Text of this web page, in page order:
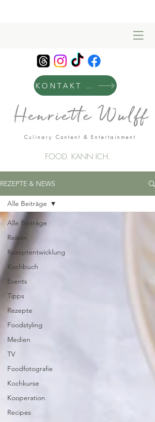
KONTAKT & MANAGEMENT
Culinary Content & Entertainment
FOOD. KANN ICH.
REZEPTE & NEWS
Alle Beiträge
Reisen
Rezeptentwicklung
Kochbuch
Events
Tipps
Rezepte
Foodstyling
Medien
TV
Foodfotografie
Kochkurse
Kooperation
Recipes
Alle Beiträge